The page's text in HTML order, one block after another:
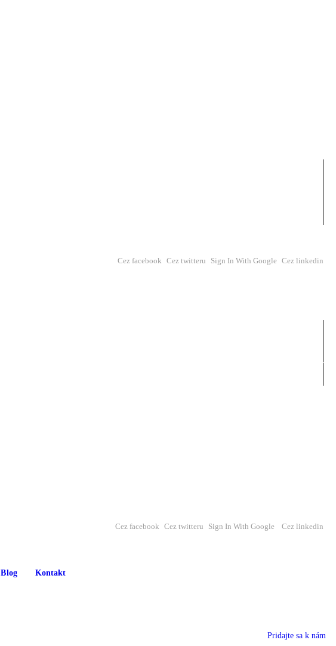
Cez facebook Cez twitteru Sign In With Google Cez linkedin
Cez facebook Cez twitteru Sign In With Google Cez linkedin
Blog Kontakt
Pridajte sa k nám